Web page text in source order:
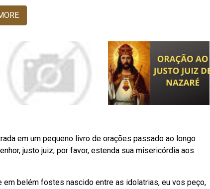
em um pequeno livro de orações passado ao longo
justo juiz, por favor, estenda sua misericórdia aos
em belém fostes nascido entre as idolatrias, eu vos peço,